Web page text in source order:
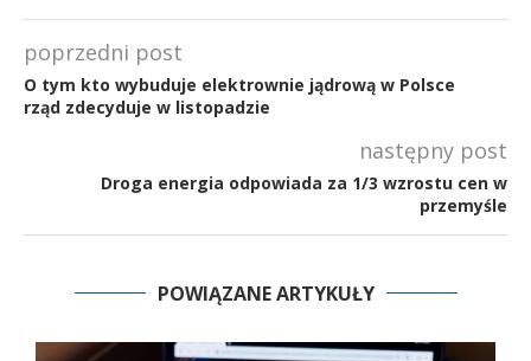
poprzedni post
O tym kto wybuduje elektrownie jądrową w Polsce
rząd zdecyduje w listopadzie
następny post
Droga energia odpowiada za 1/3 wzrostu cen w
przemyśle
POWIĄZANE ARTYKUŁY